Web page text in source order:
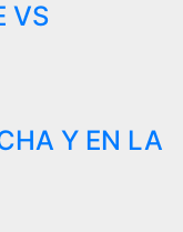
VS
Y EN LA